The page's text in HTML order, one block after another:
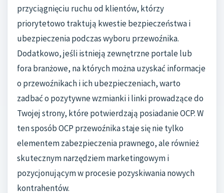
przyciągnięciu ruchu od klientów, którzy
priorytetowo traktują kwestie bezpieczeństwa i
ubezpieczenia podczas wyboru przewoźnika.
Dodatkowo, jeśli istnieją zewnętrzne portale lub
fora branżowe, na których można uzyskać informacje
o przewoźnikach i ich ubezpieczeniach, warto
zadbać o pozytywne wzmianki i linki prowadzące do
Twojej strony, które potwierdzają posiadanie OCP. W
ten sposób OCP przewoźnika staje się nie tylko
elementem zabezpieczenia prawnego, ale również
skutecznym narzędziem marketingowym i
pozycjonującym w procesie pozyskiwania nowych
kontrahentów.